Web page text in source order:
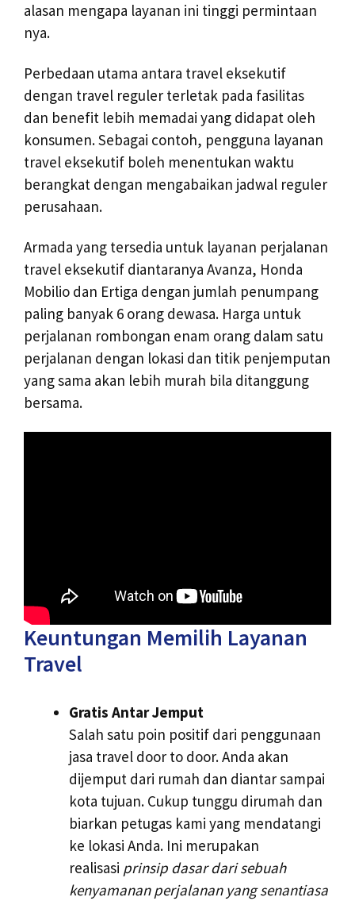
alasan mengapa layanan ini tinggi permintaan
nya.
Perbedaan utama antara travel eksekutif
dengan travel reguler terletak pada fasilitas
dan benefit lebih memadai yang didapat oleh
konsumen. Sebagai contoh, pengguna layanan
travel eksekutif boleh menentukan waktu
berangkat dengan mengabaikan jadwal reguler
perusahaan.
Armada yang tersedia untuk layanan perjalanan
travel eksekutif diantaranya Avanza, Honda
Mobilio dan Ertiga dengan jumlah penumpang
paling banyak 6 orang dewasa. Harga untuk
perjalanan rombongan enam orang dalam satu
perjalanan dengan lokasi dan titik penjemputan
yang sama akan lebih murah bila ditanggung
bersama.
Keuntungan Memilih Layanan
Travel
Gratis Antar Jemput
Salah satu poin positif dari penggunaan
jasa travel door to door. Anda akan
dijemput dari rumah dan diantar sampai
kota tujuan. Cukup tunggu dirumah dan
biarkan petugas kami yang mendatangi
ke lokasi Anda. Ini merupakan
realisasi prinsip dasar dari sebuah
kenyamanan perjalanan yang senantiasa